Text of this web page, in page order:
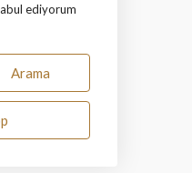
ediyorum
Arama